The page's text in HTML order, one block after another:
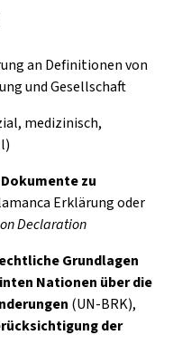
an Definitionen von
und Gesellschaft
medizinisch,
zu
Erklärung oder
Declaration
Grundlagen
Nationen über die
(UN-BRK),
der